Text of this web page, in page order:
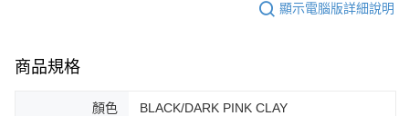
顯示電腦版詳細說明
商品規格
顏色 BLACK/DARK PINK CLAY